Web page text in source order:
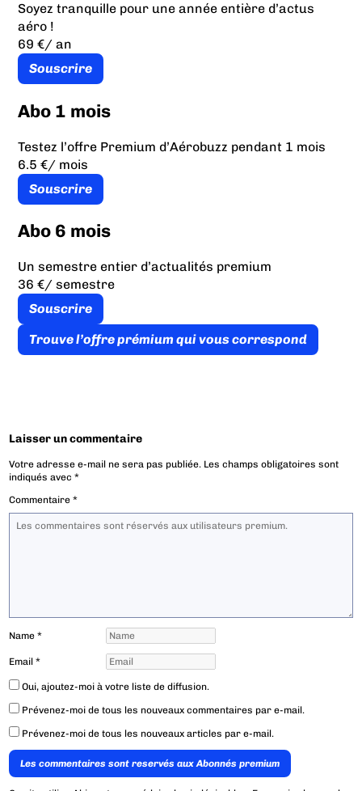
Soyez tranquille pour une année entière d’actus
aéro !
69 €/ an
Souscrire
Abo 1 mois
Testez l’offre Premium d’Aérobuzz pendant 1 mois
6.5 €/ mois
Souscrire
Abo 6 mois
Un semestre entier d’actualités premium
36 €/ semestre
Souscrire
Trouve l’offre prémium qui vous correspond
Laisser un commentaire
Votre adresse e-mail ne sera pas publiée. Les champs obligatoires sont
indiqués avec*
Commentaire*
Name*
Email*
Oui, ajoutez-moi à votre liste de diffusion.
Prévenez-moi de tous les nouveaux commentaires par e-mail.
Prévenez-moi de tous les nouveaux articles par e-mail.
Les commentaires sont reservés aux Abonnés premium